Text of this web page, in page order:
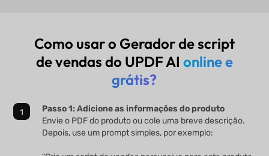
Como usar o Gerador de script
de vendas do UPDF AI online e
grátis?
Passo 1: Adicione as informações do produto
Envie o PDF do produto ou cole uma breve descrição.
Depois, use um prompt simples, por exemplo: